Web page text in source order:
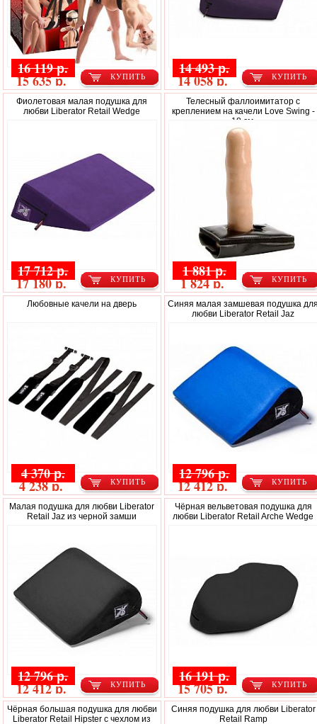
КУПИТЬ
16 119 р.
15 635 р. КУПИТЬ
14 493 р.
14 058 р.
Фиолетовая малая подушка для
любви Liberator Retail Wedge
КУПИТЬ
17 712 р.
17 180 р.
Телесный фаллоимитатор с
креплением на качели Love Swing -
18 см.
КУПИТЬ
1 881 р.
1 824 р.
Любовные качели на дверь
КУПИТЬ
4 370 р.
4 238 р.
Синяя малая замшевая подушка
любви Liberator Retail Jaz
КУПИТЬ
12 796 р.
12 412 р.
Малая подушка для любви Liberator
Retail Jaz из черной замши
КУПИТЬ
12 796 р.
12 412 р.
Чёрная вельветовая подушка для
любви Liberator Retail Arche Wedge
КУПИТЬ
16 191 р.
15 705 р.
Чёрная большая подушка для любви
Liberator Retail Hipster с чехлом из
Синяя подушка для любви Liberator
Retail Ramp